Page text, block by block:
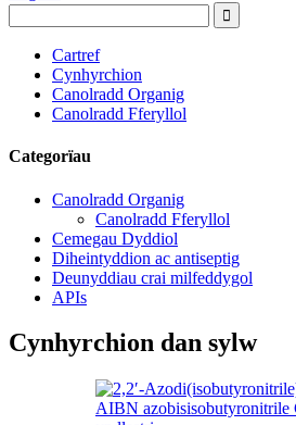
Cartref
Cynhyrchion
Canolradd Organig
Canolradd Fferyllol
Categorïau
Canolradd Organig
Canolradd Fferyllol
Cemegau Dyddiol
Diheintyddion ac antiseptig
Deunyddiau crai milfeddygol
APIs
Cynhyrchion dan sylw